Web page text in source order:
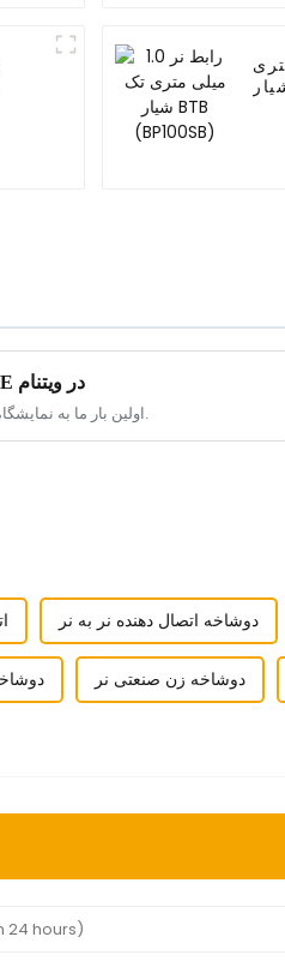
متری
اشتراک گذاری عکس ها از CEIT&ECPE در ویتنام
اولین بار ما به نمایشگاه ویتنام پیوستیم. پیشرفت کسب و کار ما در ویتنام.
دوشاخه اتصال دهنده نر به نر
دوشاخه زن صنعتی نر